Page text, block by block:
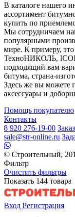
В каталоге нашего
ассортимент
купить по
Мы сотрудничаем
популярными
мире. К примеру,
ТехноНИКОЛЬ,
подходящий вам
битума, страна-
Здесь же вы можете
аксессуары и
Помощь покупателю
Контакты
8 920 276-19-00
sale@str-online.ru
© Строительный,
Фильтр
Очистить фильтры
Показать 144 товара
Вход Регистрация